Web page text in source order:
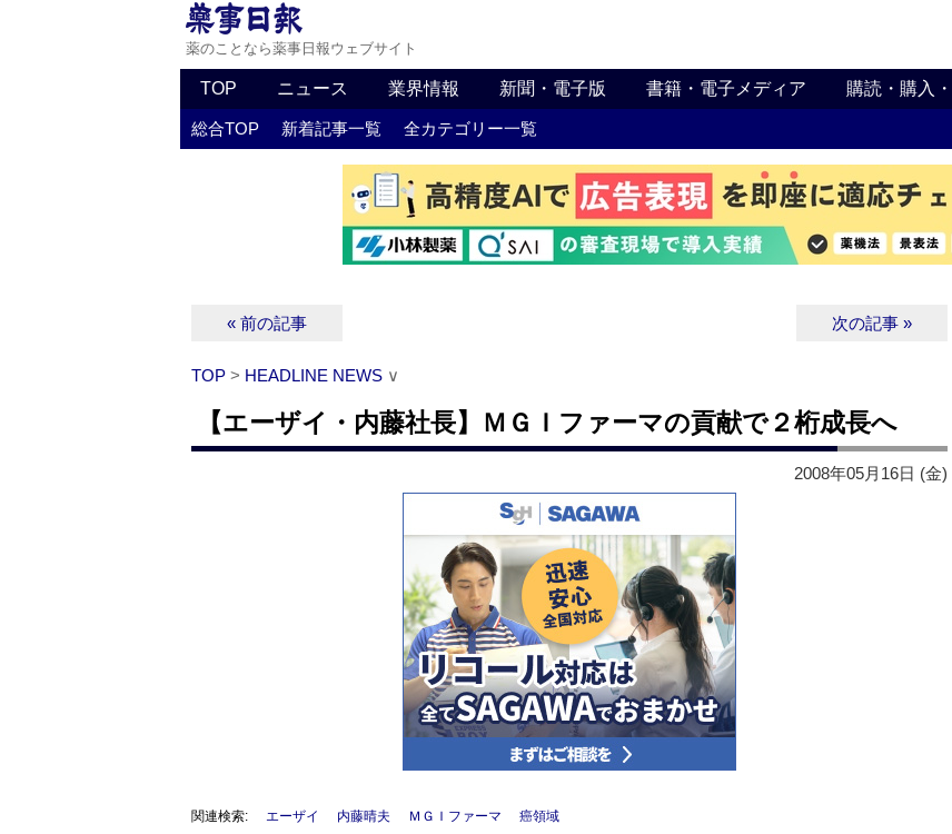
薬のことなら薬事日報ウェブサイト
TOP ニュース 業界情報 新聞・電子版 書籍・電子メディア 購読・購入
総合TOP 新着記事一覧 全カテゴリー一覧
« 前の記事 次の記事 »
TOP > HEADLINE NEWS ∨
【エーザイ・内藤社長】ＭＧＩファーマの貢献で２桁成長へ
2008年05月16日 (金)
関連検索: エーザイ 内藤晴夫 ＭＧＩファーマ 癌領域